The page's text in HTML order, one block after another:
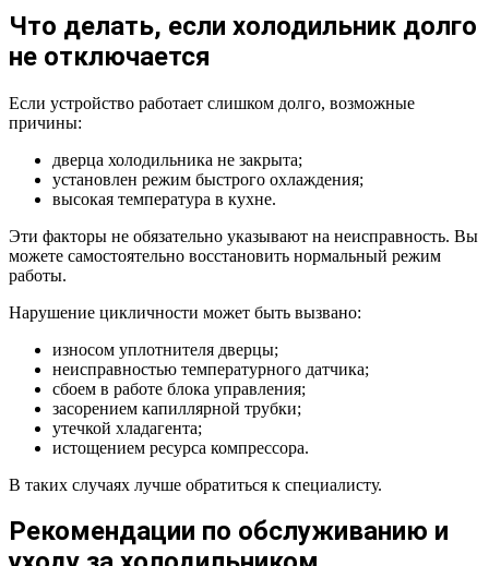
Что делать, если холодильник долго
не отключается
Если устройство работает слишком долго, возможные
причины:
дверца холодильника не закрыта;
установлен режим быстрого охлаждения;
высокая температура в кухне.
Эти факторы не обязательно указывают на неисправность. Вы
можете самостоятельно восстановить нормальный режим
работы.
Нарушение цикличности может быть вызвано:
износом уплотнителя дверцы;
неисправностью температурного датчика;
сбоем в работе блока управления;
засорением капиллярной трубки;
утечкой хладагента;
истощением ресурса компрессора.
В таких случаях лучше обратиться к специалисту.
Рекомендации по обслуживанию и